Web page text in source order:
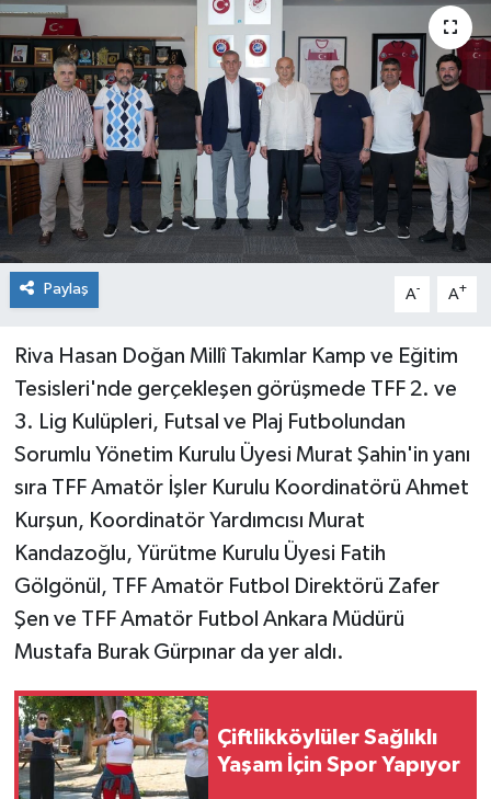
Paylaş A- A+
Riva Hasan Doğan Millî Takımlar Kamp ve Eğitim
Tesisleri'nde gerçekleşen görüşmede TFF 2. ve
3. Lig Kulüpleri, Futsal ve Plaj Futbolundan
Sorumlu Yönetim Kurulu Üyesi Murat Şahin'in yanı
sıra TFF Amatör İşler Kurulu Koordinatörü Ahmet
Kurşun, Koordinatör Yardımcısı Murat
Kandazoğlu, Yürütme Kurulu Üyesi Fatih
Gölgönül, TFF Amatör Futbol Direktörü Zafer
Şen ve TFF Amatör Futbol Ankara Müdürü
Mustafa Burak Gürpınar da yer aldı.
Çiftlikköylüler Sağlıklı
Yaşam İçin Spor Yapıyor